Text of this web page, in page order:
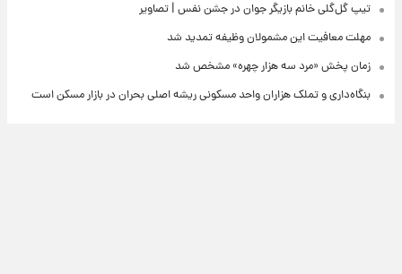
تیپ گل‌گلی خانم بازیگر جوان در جشن نفس | تصاویر
مهلت معافیت این مشمولان وظیفه تمدید شد
زمان پخش «مرد سه هزار چهره» مشخص شد
بنگاه‌داری و تملک هزاران واحد مسکونی ریشه اصلی بحران در بازار مسکن است